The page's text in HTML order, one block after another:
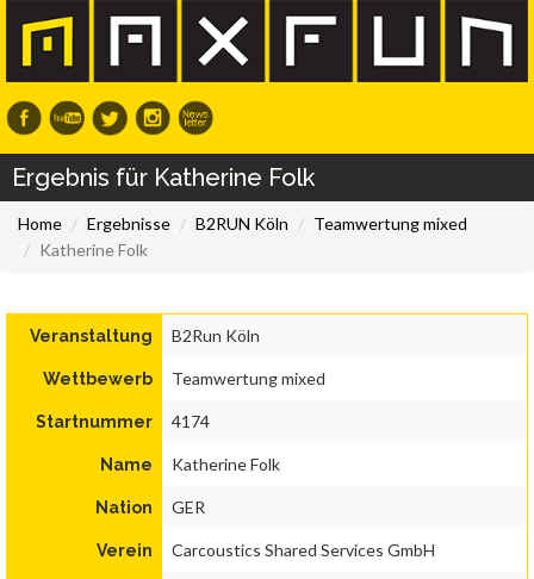
Ergebnis für Katherine Folk
Home Ergebnisse B2RUN Köln
Teamwertung mixed
Katherine Folk
Veranstaltung B2Run Köln
Wettbewerb Teamwertung mixed
Startnummer 4174
Name Katherine Folk
Nation GER
Verein Carcoustics Shared Services GmbH